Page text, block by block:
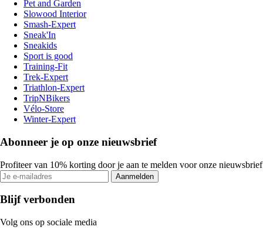
Pet and Garden
Slowood Interior
Smash-Expert
Sneak'In
Sneakids
Sport is good
Training-Fit
Trek-Expert
Triathlon-Expert
TripNBikers
Vélo-Store
Winter-Expert
Abonneer je op onze nieuwsbrief
Profiteer van 10% korting door je aan te melden voor onze nieuwsbrief
Aanmelden
Blijf verbonden
Volg ons op sociale media